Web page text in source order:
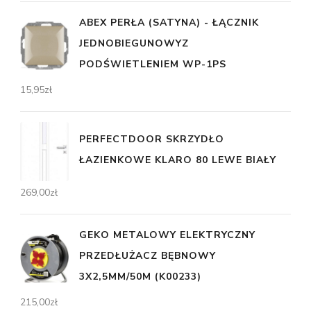
ABEX PERŁA (SATYNA) - ŁĄCZNIK
JEDNOBIEGUNOWYZ
PODŚWIETLENIEM WP-1PS
15,95zł
PERFECTDOOR SKRZYDŁO
ŁAZIENKOWE KLARO 80 LEWE BIAŁY
269,00zł
GEKO METALOWY ELEKTRYCZNY
PRZEDŁUŻACZ BĘBNOWY
3X2,5MM/50M (K00233)
215,00zł